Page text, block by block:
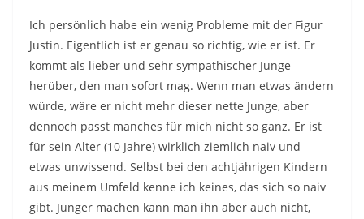
Ich persönlich habe ein wenig Probleme mit der Figur
Justin. Eigentlich ist er genau so richtig, wie er ist. Er
kommt als lieber und sehr sympathischer Junge
herüber, den man sofort mag. Wenn man etwas ändern
würde, wäre er nicht mehr dieser nette Junge, aber
dennoch passt manches für mich nicht so ganz. Er ist
für sein Alter (10 Jahre) wirklich ziemlich naiv und
etwas unwissend. Selbst bei den achtjährigen Kindern
aus meinem Umfeld kenne ich keines, das sich so naiv
gibt. Jünger machen kann man ihn aber auch nicht,